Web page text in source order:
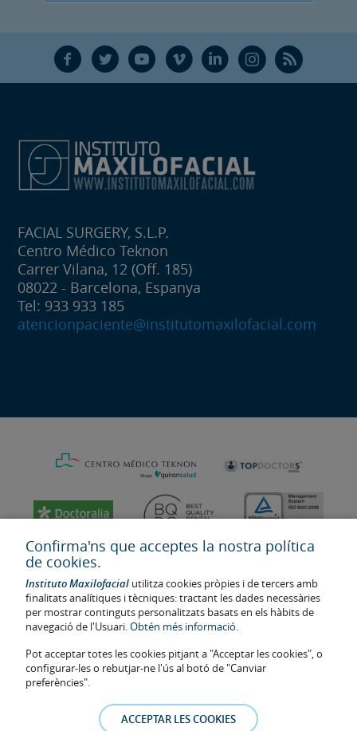
F T Y V L Ñ R
FACIAL SURGERY, S.L.P.
Centro Médico Teknon
Carrer Vilana, 12 (Off. 185)
08022 - Barcelona, Espanya
Tel: 933 933 185
atencionpaciente@institutomaxilofacial.com
Última actualització: 2023
Num. d'autorització de centre sanitari: E08646940
La informació present a la web no reemplaça sinó complementa la
Confirma'ns que acceptes la nostra política
de cookies.
Instituto Maxilofacial utilitza cookies pròpies i de tercers amb
finalitats analítiques i tècniques: tractant les dades necessàries
per mostrar continguts personalitzats basats en els hàbits de
navegació de l'Usuari.Obtén més informació.
Pot acceptar totes les cookies pitjant a "Acceptar les cookies", o
configurar-les o rebutjar-ne l'ús al botó de "Canviar
preferències".
ACCEPTAR LES COOKIES